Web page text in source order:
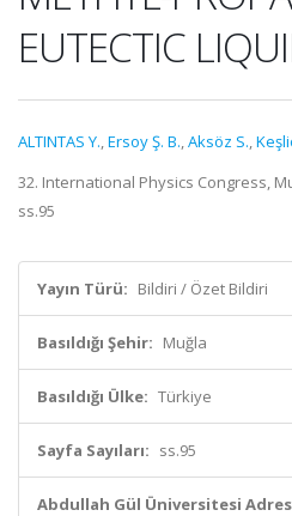
EUTECTIC
ALTINTAS Y.,Ersoy Ş. B.,Aksöz S.,
32. International Physics Congress,
ss.95
Yayın Türü: Bildiri / Özet Bildiri
Basıldığı Şehir: Muğla
Basıldığı Ülke: Türkiye
Sayfa Sayıları: ss.95
Abdullah Gül Üniversitesi